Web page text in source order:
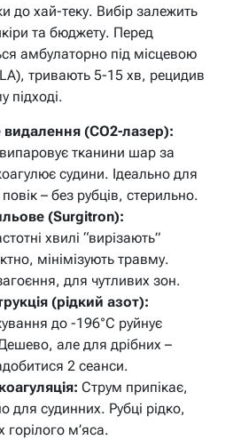
до хай-теку. Вибір залежить
та бюджету. Перед
амбулаторно під місцевою
тривають 5-15 хв, рецидив
підході.
(CO2-лазер):
тканини шар за
судини. Ідеально для
– без рубців, стерильно.
(Surgitron):
хвилі “вирізають”
мінімізують травму.
для чутливих зон.
(рідкий азот):
до -196°C руйнує
але для дрібних –
2 сеанси.
Струм припікає,
для судинних. Рубці рідко,
горілого м’яса.